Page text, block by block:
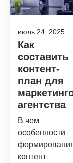
июль 24, 2025
Как
составить
контент-
план для
агентства
В чем
особенности
контент-